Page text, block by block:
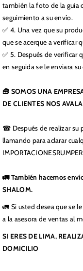
también la foto de la guía
seguimiento a su envío.
✅ 4. Una vez que su
que se acerque a verificar
✅ 5. Después de verificar
en seguida se le enviara
🧰 SOMOS UNA
DE CLIENTES NOS
☎ Después de realizar su
llamando para aclarar
🚛 También hacemos
SHALOM.
🚛 Si usted desea que se
a la asesora de ventas al
SI ERES DE LIMA,
DOMICILIO